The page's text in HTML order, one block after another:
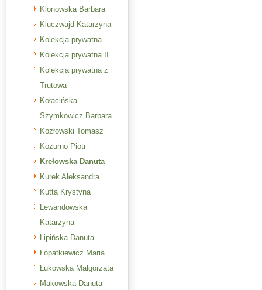
Klonowska Barbara
Kluczwajd Katarzyna
Kolekcja prywatna
Kolekcja prywatna II
Kolekcja prywatna z
Trutowa
Kołacińska-
Szymkowicz Barbara
Kozłowski Tomasz
Kożurno Piotr
Krełowska Danuta
Kurek Aleksandra
Kutta Krystyna
Lewandowska
Katarzyna
Lipińska Danuta
Łopatkiewicz Maria
Łukowska Małgorzata
Makowska Danuta